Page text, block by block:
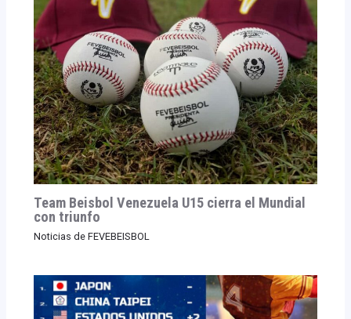
Team Beisbol Venezuela U15 cierra el Mundial
con triunfo
Noticias de FEVEBEISBOL